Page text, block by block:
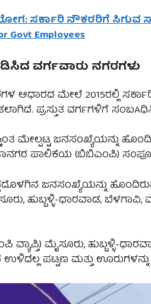
ಸರ್ಕಾರಿ ನೌಕರರಿಗೆ ಸಿಗುವ
Govt Employees
ವರ್ಗವಾರು ನಗರಗಳು
ಆಧಾರದ ಮೇಲೆ 2015ರಲ್ಲಿ
ಪ್ರಸ್ತುತ ವರ್ಗಗಳಿಗೆ
ಮೇಲ್ಪಟ್ಟ ಜನಸಂಖ್ಯೆಯನ್ನು
ಪಾಲಿಕೆಯ (ಬಿಬಿಎಂಪಿ)
ಜನಸಂಖ್ಯೆಯನ್ನು ಹೊಂದಿರುವ
ಹುಬ್ಬಳ್ಳಿ-ಧಾರವಾಡ,
ವ್ಯಾಪ್ತಿ) ಮೈಸೂರು, ಹುಬ್ಬಳ್ಳಿ-
ಪಟ್ಟಣ ಮತ್ತು ಊರುಗಳನ್ನು